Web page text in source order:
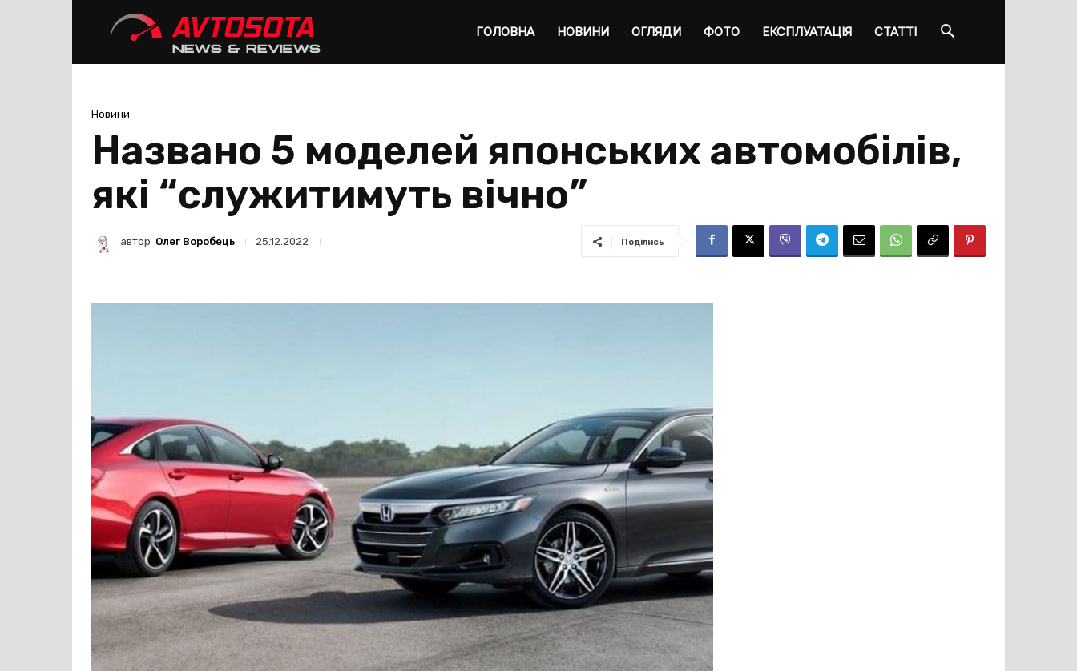
ГОЛОВНА НОВИНИ ОГЛЯДИ ФОТО ЕКСПЛУАТАЦІЯ СТАТТІ
Новини
Названо 5 моделей японських автомобілів,
які “служитимуть вічно”
автор Олег Воробець 25.12.2022 Поділись